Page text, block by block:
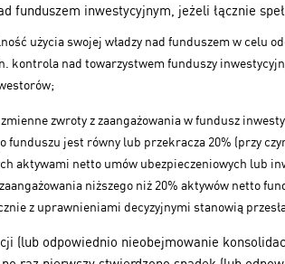
funduszem inwestycyjnym, jeżeli łącznie
użycia swojej władzy nad funduszem w celu
kontrola nad towarzystwem funduszy
zwroty z zaangażowania w fundusz
funduszu jest równy lub przekracza 20% (przy
aktywami netto umów ubezpieczeniowych lub
niższego niż 20% aktywów netto
z uprawnieniami decyzyjnymi stanowią
(lub odpowiednio nieobejmowanie